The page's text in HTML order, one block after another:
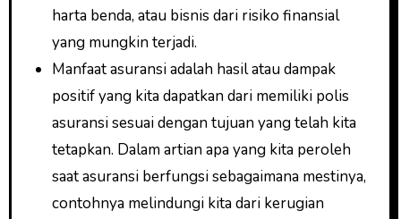
harta benda, atau bisnis dari risiko finansial
yang mungkin terjadi.
Manfaat asuransi adalah hasil atau dampak
positif yang kita dapatkan dari memiliki polis
asuransi sesuai dengan tujuan yang telah kita
tetapkan. Dalam artian apa yang kita peroleh
saat asuransi berfungsi sebagaimana mestinya,
contohnya melindungi kita dari kerugian